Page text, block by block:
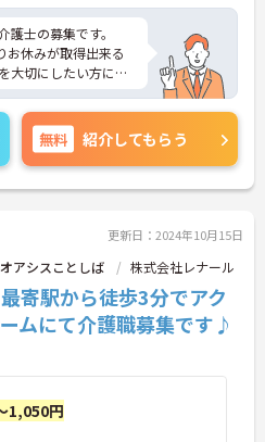
士の募集です。
お休みが取得出来る
大切にしたい方にオ
ライベートの時間を
イントなど、さらに
気軽にご相談くださ
無料 紹介してもらう
更新日：2024年10月15日
アシスことしば 株式会社レナール
寄駅から徒歩3分でアク
ムにて介護職募集です♪
1,050円